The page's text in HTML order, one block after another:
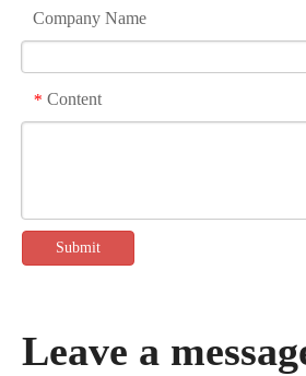
Company Name
* Content
Submit
Leave a